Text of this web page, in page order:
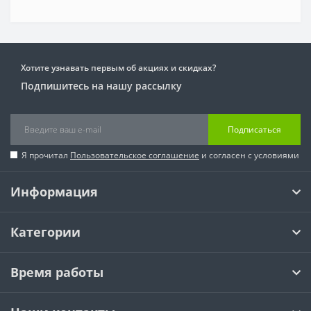
Хотите узнавать первым об акциях и скидках?
Подпишитесь на нашу рассылку
Подписаться
Я прочитал Пользовательское соглашение и согласен с условиями
Информация
Категории
Время работы